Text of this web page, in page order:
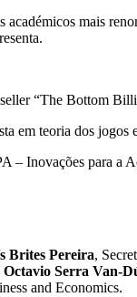
mais
“The Bottom
em teoria dos
– Inovações para a
Brites Pereira,
Octavio Serra Van-
and Economics.